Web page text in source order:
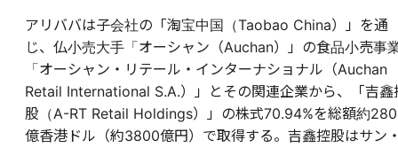
アリババは子会社の「淘宝中国（Taobao China）」を通
じ、仏小売大手「オーシャン（Auchan）」の食品小売事
「オーシャン・リテール・インターナショナル（Auchan
Retail International S.A.）」とその関連企業から、「吉鑫
股（A-RT Retail Holdings）」の株式70.94%を総額約280
億香港ドル（約3800億円）で取得する。吉鑫控股はサン